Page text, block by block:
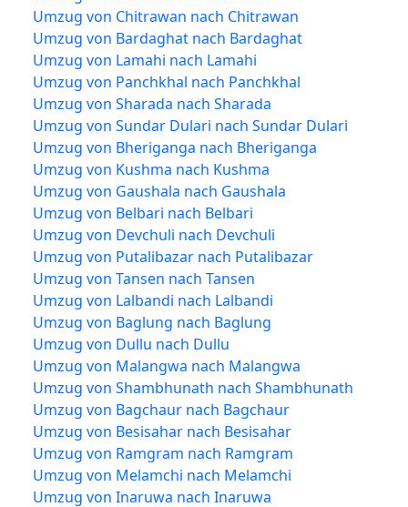
Umzug von Chitrawan nach Chitrawan
Umzug von Bardaghat nach Bardaghat
Umzug von Lamahi nach Lamahi
Umzug von Panchkhal nach Panchkhal
Umzug von Sharada nach Sharada
Umzug von Sundar Dulari nach Sundar Dulari
Umzug von Bheriganga nach Bheriganga
Umzug von Kushma nach Kushma
Umzug von Gaushala nach Gaushala
Umzug von Belbari nach Belbari
Umzug von Devchuli nach Devchuli
Umzug von Putalibazar nach Putalibazar
Umzug von Tansen nach Tansen
Umzug von Lalbandi nach Lalbandi
Umzug von Baglung nach Baglung
Umzug von Dullu nach Dullu
Umzug von Malangwa nach Malangwa
Umzug von Shambhunath nach Shambhunath
Umzug von Bagchaur nach Bagchaur
Umzug von Besisahar nach Besisahar
Umzug von Ramgram nach Ramgram
Umzug von Melamchi nach Melamchi
Umzug von Inaruwa nach Inaruwa